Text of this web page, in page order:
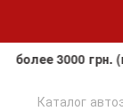
грн.
Каталог